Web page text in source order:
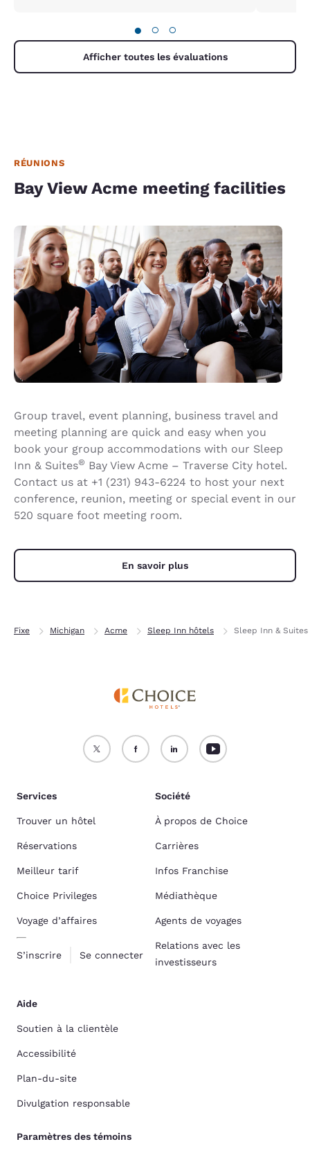
● ○ ○
Afficher toutes les évaluations
RÉUNIONS
Bay View Acme meeting facilities
Group travel, event planning, business travel and
meeting planning are quick and easy when you
book your group accommodations with our Sleep
Inn & Suites® Bay View Acme – Traverse City hotel.
Contact us at +1 (231) 943-6224 to host your next
conference, reunion, meeting or special event in our
520 square foot meeting room.
En savoir plus
Fixe Michigan Acme Sleep Inn hôtels Sleep Inn &
Services
Trouver un hôtel
Réservations
Meilleur tarif
Choice Privileges
Voyage d’affaires
S’inscrire Se connecter
Société
À propos de Choice
Carrières
Infos Franchise
Médiathèque
Agents de voyages
Relations avec les
investisseurs
Aide
Soutien à la clientèle
Accessibilité
Plan-du-site
Divulgation responsable
Paramètres des témoins